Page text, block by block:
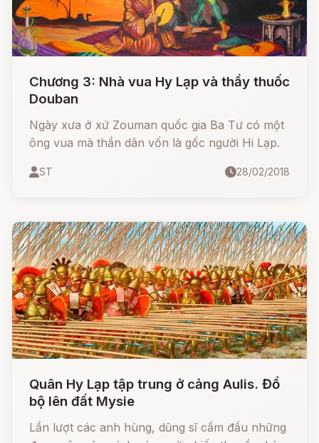
Chương 3: Nhà vua Hy Lạp và thầy thuốc
Douban
Ngày xưa ở xứ Zouman quốc gia Ba Tư có một
ông vua mà thần dân vốn là gốc người Hi Lạp.
ST 28/02/2018
Quân Hy Lạp tập trung ở cảng Aulis. Đổ
bộ lên đất Mysie
Lần lượt các anh hùng, dũng sĩ cầm đầu những